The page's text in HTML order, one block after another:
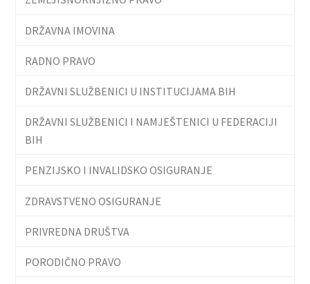
DRŽAVNA IMOVINA
RADNO PRAVO
DRŽAVNI SLUŽBENICI U INSTITUCIJAMA BIH
DRŽAVNI SLUŽBENICI I NAMJEŠTENICI U FEDERACIJI
BIH
PENZIJSKO I INVALIDSKO OSIGURANJE
ZDRAVSTVENO OSIGURANJE
PRIVREDNA DRUŠTVA
PORODIČNO PRAVO